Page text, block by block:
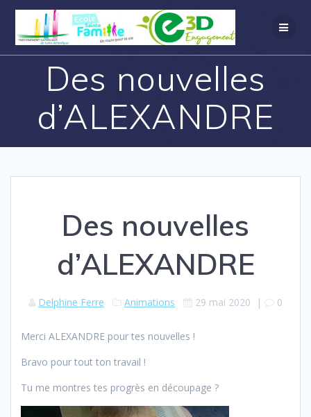
Des nouvelles
d’ALEXANDRE
Des nouvelles
d’ALEXANDRE
Delphine Ferre Animations 29 mai 2020 | 0
Merci ALEXANDRE pour tes nouvelles !
Bravo pour tout ton travail !
Tu me montres tes progrès en découpage ?